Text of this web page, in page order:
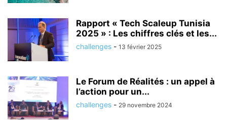
Rapport « Tech Scaleup Tunisia
2025 » : Les chiffres clés et les...
challenges - 13 février 2025
Le Forum de Réalités : un appel à
l’action pour un...
challenges - 29 novembre 2024